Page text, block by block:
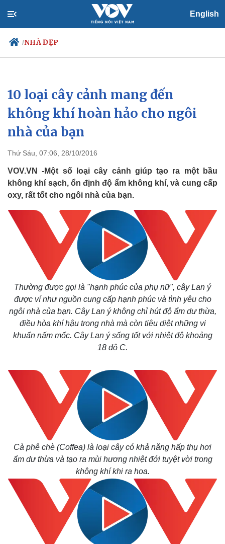
English
/NHÀ ĐẸP
Chính trị
Đảng
Tổ chức nhân sự
Quốc hội
Xã hội
Tin 24h
Dự báo thời tiết
10 loại cây cảnh mang đến
không khí hoàn hảo cho ngôi
nhà của bạn
Thứ Sáu, 07:06, 28/10/2016
VOV.VN -Một số loại cây cảnh giúp tạo ra một bầu
không khí sạch, ổn định độ ẩm không khí, và cung cấp
oxy, rất tốt cho ngôi nhà của bạn.
Thường được gọi là "hạnh phúc của phụ nữ", cây Lan ý
được ví như nguồn cung cấp hạnh phúc và tình yêu cho
ngôi nhà của bạn. Cây Lan ý không chỉ hút độ ẩm dư thừa,
điều hòa khí hậu trong nhà mà còn tiêu diệt những vi
khuẩn nấm mốc. Cây Lan ý sống tốt với nhiệt độ khoảng
18 độ C.
Cà phê chè (Coffea) là loại cây có khả năng hấp thụ hơi
ẩm dư thừa và tạo ra mùi hương nhiệt đới tuyệt vời trong
không khí khi ra hoa.